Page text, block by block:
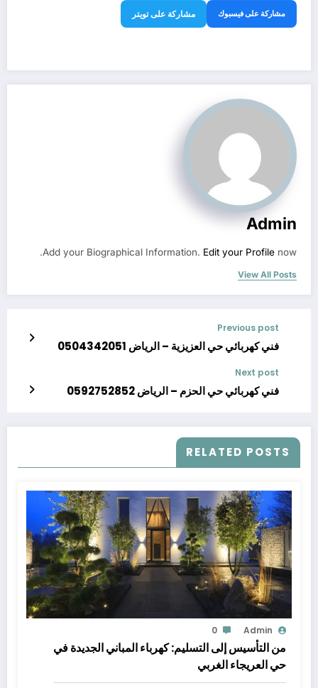
مشاركة على فيسبوك مشاركة على تويتر
Admin
Add your Biographical Information. Edit your Profile now.
View All Posts
Previous post
فني كهربائي حي العزيزية – الرياض 0504342051
Next post
فني كهربائي حي الحزم – الرياض 0592752852
RELATED POSTS
Admin
0
من التأسيس إلى التسليم: كهرباء المباني الجديدة في
حي العريجاء الغربي